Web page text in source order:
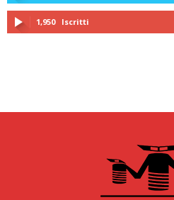
1,950 Iscritti